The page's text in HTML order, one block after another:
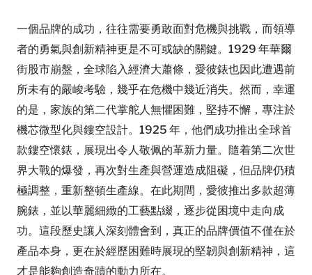
一個品牌的成功，往往需要勇敢面對危機與挑戰，而領導
者的勇氣與創新精神更是不可或缺的關鍵。1929 年華爾
街股市崩盤，全球陷入經濟大蕭條，愛彼錶也因此遭遇前
所未有的嚴峻考驗，幾乎在危機中幾近消失。然而，幸運
的是，家族的第二代掌舵人無懼困難，堅持不懈，專注於
機芯微型化與鏤空設計。1925 年，他們成功推出全球首
款鏤空懷錶，展現出令人敬佩的革新力量。隨着第二次世
界大戰的爆發，再次對生產與營運造成阻礙，但品牌仍積
極調整，重新整頓生產線。在此期間，愛彼推出多款超薄
腕錶，並以華麗細緻的工藝點綴，逐步從困境中走向成
功。這段歷史讓人深刻體會到，真正的品牌價值不僅在於
產品本身，更在於經歷困難時展現的堅韌與創新精神，這
才是能夠創造奇蹟的動力所在。